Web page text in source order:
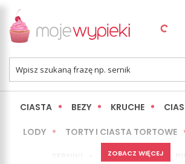
CIASTA BEZY KRUCHE
LODY TORTY I CIASTA TORTOWE
MINI WYPIEKI
ZOBACZ WIĘCEJ